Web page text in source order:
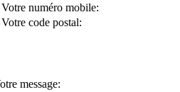
Administration
Votre numéro mobile:
Votre code postal:
message: